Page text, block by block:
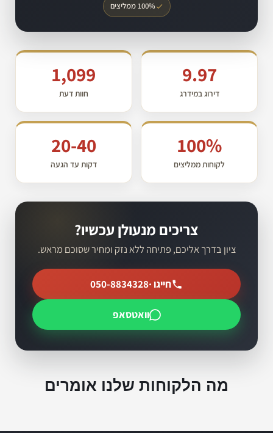
100% ממליצים
9.97
דירוג במידרג
1,099
חוות דעת
100%
לקוחות ממליצים
20-40
דקות עד הגעה
צריכים מנעולן עכשיו?
ציון בדרך אליכם, פתיחה ללא נזק ומחיר שסוכם מראש.
חייגו ·050-8834328
וואטסאפ
מה הלקוחות שלנו אומרים